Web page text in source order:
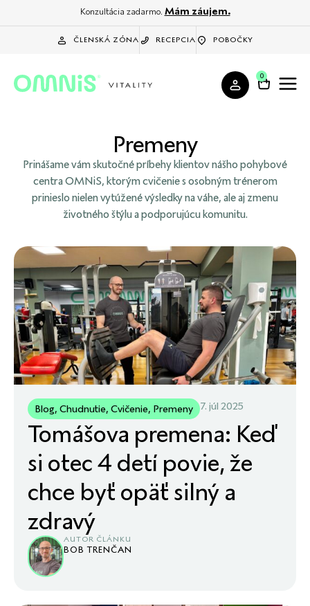
Konzultácia zadarmo. Mám záujem.
ČLENSKÁ ZÓNA RECEPCIA POBOČKY
0
Premeny
Prinášame vám skutočné príbehy klientov nášho pohybové
centra OMNiS, ktorým cvičenie s osobným trénerom
prinieslo nielen vytúžené výsledky na váhe, ale aj zmenu
životného štýlu a podporujúcu komunitu.
Blog, Chudnutie, Cvičenie, Premeny 7. júl 2025
Tomášova premena: Keď
si otec 4 detí povie, že
chce byť opäť silný a
zdravý
AUTOR ČLÁNKU
BOB TRENČAN